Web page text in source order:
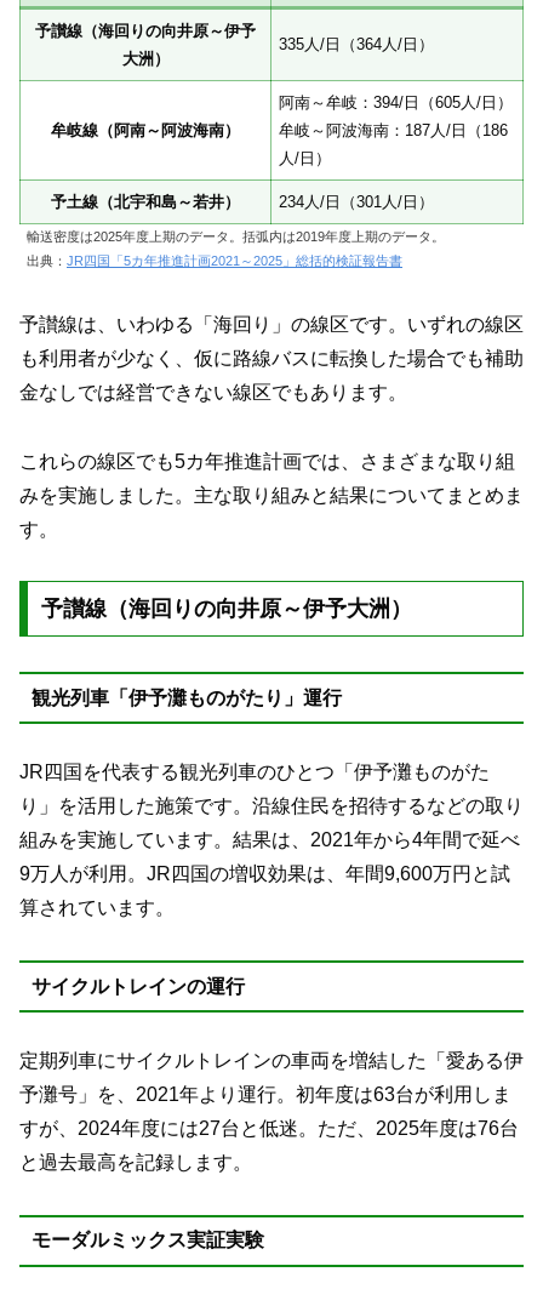
予讃線（海回りの向井原～伊予
大洲）
335人/日（364人/日）
牟岐線（阿南～阿波海南）
阿南～牟岐：394/日（605人/日）
牟岐～阿波海南：187人/日（186
人/日）
予土線（北宇和島～若井） 234人/日（301人/日）
輸送密度は2025年度上期のデータ。括弧内は2019年度上期のデータ。
出典： JR四国「5カ年推進計画2021～2025」総括的検証報告書
予讃線は、いわゆる「海回り」の線区です。いずれの線区
も利用者が少なく、仮に路線バスに転換した場合でも補助
金なしでは経営できない線区でもあります。
これらの線区でも5カ年推進計画では、さまざまな取り組
みを実施しました。主な取り組みと結果についてまとめま
す。
予讃線（海回りの向井原～伊予大洲）
観光列車「伊予灘ものがたり」運行
JR四国を代表する観光列車のひとつ「伊予灘ものがた
り」を活用した施策です。沿線住民を招待するなどの取り
組みを実施しています。結果は、2021年から4年間で延べ
9万人が利用。JR四国の増収効果は、年間9,600万円と試
算されています。
サイクルトレインの運行
定期列車にサイクルトレインの車両を増結した「愛ある伊
予灘号」を、2021年より運行。初年度は63台が利用しま
すが、2024年度には27台と低迷。ただ、2025年度は76台
と過去最高を記録します。
モーダルミックス実証実験